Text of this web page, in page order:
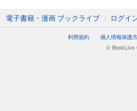
電子書籍・漫画 ブックライブ 〉 ログイ
利用規約 個人情報保護
© BookLive